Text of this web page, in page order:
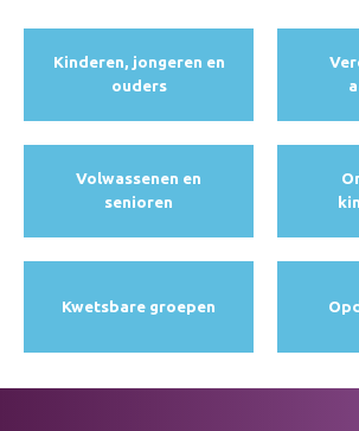
Kinderen, jongeren en
ouders
Volwassenen en
senioren
Kwetsbare groepen